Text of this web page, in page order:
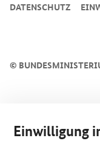
©
DATENSCHUTZ
Einwilligung